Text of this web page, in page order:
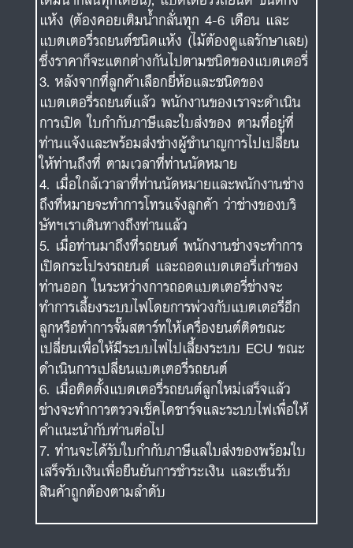
แห้ง (ต้องคอยเติมน้ำกลั่นทุก 4-6 เดือน และ
แบตเตอรี่รถยนต์ชนิดแห้ง (ไม้ต้องดูแลรักษาเลย)
ซึ่งราคาก็จะแตกต่างกันไปตามชนิดของแบตเตอรี่
หลังจากที่ลูกค้าเลือกยี่ห้อและชนิดของ
แบตเตอรี่รถยนต์แล้ว พนักงานของเราจะดำเนิน
การเปิด ใบกำกับภาษีและใบส่งของ ตามที่อยู่ที่
ท่านแจ้งและพร้อมส่งช่างผู้ชำนาญการไปเปลี่ยน
ให้ท่านถึงที่ ตามเวลาที่ท่านนัดหมาย
เมื่อใกล้เวาลาที่ท่านนัดหมายและพนักงานช่าง
ถึงที่หมายจะทำการโทรแจ้งลูกค้า ว่าช่างของบริ
ษัทฯเราเดินทางถึงท่านแล้ว
เมื่อท่านมาถึงที่รถยนต์ พนักงานช่างจะทำการ
เปิดกระโปรงรถยนต์ และถอดแบตเตอรี่เก่าของ
ท่านออก ในระหว่างการถอดแบตเตอรี่ช่างจะ
ทำการเลี้ยงระบบไฟโดยการพ่วงกับแบตเตอรี่อีก
ลูกหรือทำการจั๊มสตาร์ทให้เครื่องยนต์ติดขณะ
เปลี่ยนเพื่อให้มีระบบไฟไปเลี้ยงระบบ ECU ขณะ
ดำเนินการเปลี่ยนแบตเตอรี่รถยนต์
เมื่อติดตั้งแบตเตอรี่รถยนต์ลูกใหม่เสร็จแล้ว
ช่างจะทำการตรวจเช็คไดชาร์จและระบบไฟเพื่อให้
คำแนะนำกับท่านต่อไป
ท่านจะได้รับใบกำกับภาษีแลใบส่งของพร้อมใบ
เสร็จรับเงินเพื่อยืนยันการชำระเงิน และเซ็นรับ
สินค้าถูกต้องตามลำดับ